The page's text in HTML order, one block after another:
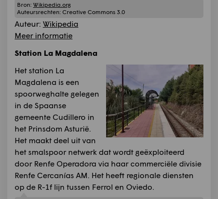
Bron: Wikipedia.org
Auteursrechten: Creative Commons 3.0
Auteur: Wikipedia
Meer informatie
Station La Magdalena
Het station La
Magdalena is een
spoorweghalte gelegen
in de Spaanse
gemeente Cudillero in
het Prinsdom Asturië.
Het maakt deel uit van
het smalspoor netwerk dat wordt geëxploiteerd
door Renfe Operadora via haar commerciële divisie
Renfe Cercanías AM. Het heeft regionale diensten
op de R-1f lijn tussen Ferrol en Oviedo.